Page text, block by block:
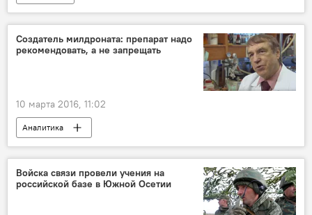
Создатель милдроната: препарат надо
рекомендовать, а не запрещать
10 марта 2016, 11:02
Аналитика
Войска связи провели учения на
российской базе в Южной Осетии